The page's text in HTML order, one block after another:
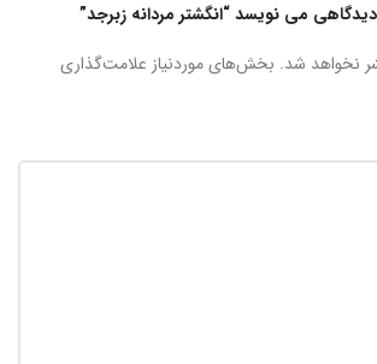
می نویسد “انگشتر مردانه زبرجد”
نخواهد شد. بخش‌های موردنیاز علامت‌گذاری